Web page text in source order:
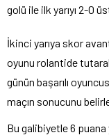
golü ile ilk yarıyı 2-0
İkinci yarıya skor
oyunu rolantide
günün başarılı
maçın sonucunu
Bu galibiyetle 6